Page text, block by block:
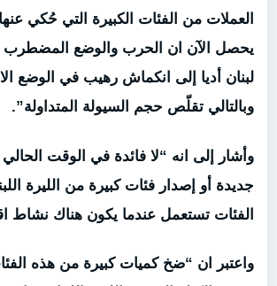
العملات من الفئات الكبيرة التي حُكي
يحصل الآن ان الحرب والوضع المضطرب
لبنان أديا إلى انكماش رهيب في الوضع
وبالتالي تقلّص حجم السيولة المتداولة”.
وأشار إلى انه “لا فائدة في الوقت
جديدة أو إصدار فئات كبيرة من الليرة
الفئات تستعمل عندما يكون هناك نشاط
واعتبر ان “ضخ كميات كبيرة من هذه